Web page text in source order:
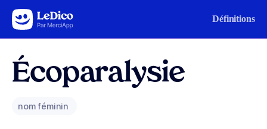
Aller au contenu Définitions
Écoparalysie
nom féminin